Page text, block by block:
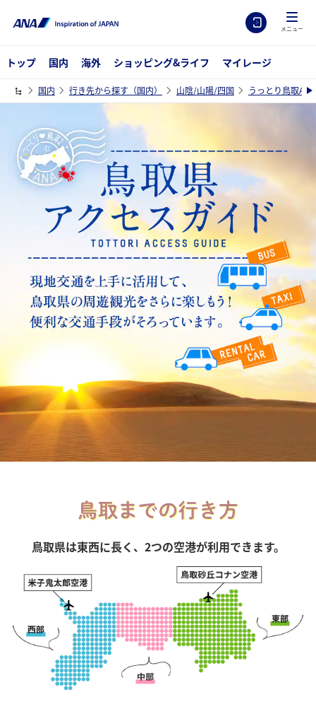
メニュー
トップ 国内 海外 ショッピング&ライフ マイレージ
国内 行き先から探す（国内） 山陰/山陽/四国 うっとり鳥取ANA
鳥取県は東西に長く、2つの空港が利用できます。